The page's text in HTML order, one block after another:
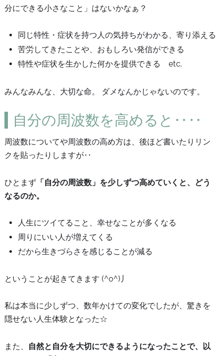
分にできる小さなこと」はないかなぁ？
同じ特性・症状を持つ人の気持ちがわかる、寄り添える
苦労してきたことや、おもしろい発信ができる
特性や症状を生かした何かを提供できる etc.
みんなみんな、大切な命。 ダメなんかじゃないのです。
自分の周波数を高めると‥‥
周波数についてや周波数の高め方は、後ほど書いたりリン
クを貼ったりしますが‥
ひとまず「自分の周波数」を少しずつ高めていくと、どう
なるのか。
人生にツイてること、幸せなことが多くなる
周りにいい人が増えてくる
だから生きづらさを感じることが減る
ということが起きてきます (^o^)丿
私は本当に少しずつ、数年かけての変化でしたが、驚きを
隠せない人生体験となった☆
また、
自然と自分を大切にできるようになったことで、以